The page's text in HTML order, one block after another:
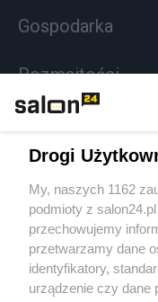
Gospodarka
Rozmaitości
Sport
Społeczeństwo
Kultura
Drogi
My, naszych 1162
podmioty z
przechowujemy
przetwarzamy dane
identyfikatory,
urządzenie czy dane